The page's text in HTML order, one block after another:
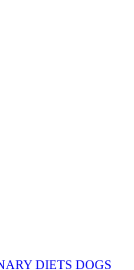
DIETS DOGS